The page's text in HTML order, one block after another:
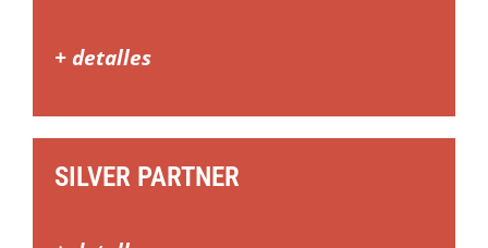
+ detalles
SILVER PARTNER